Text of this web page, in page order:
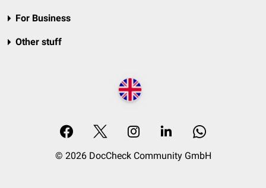
For Business
Other stuff
© 2026 DocCheck Community GmbH